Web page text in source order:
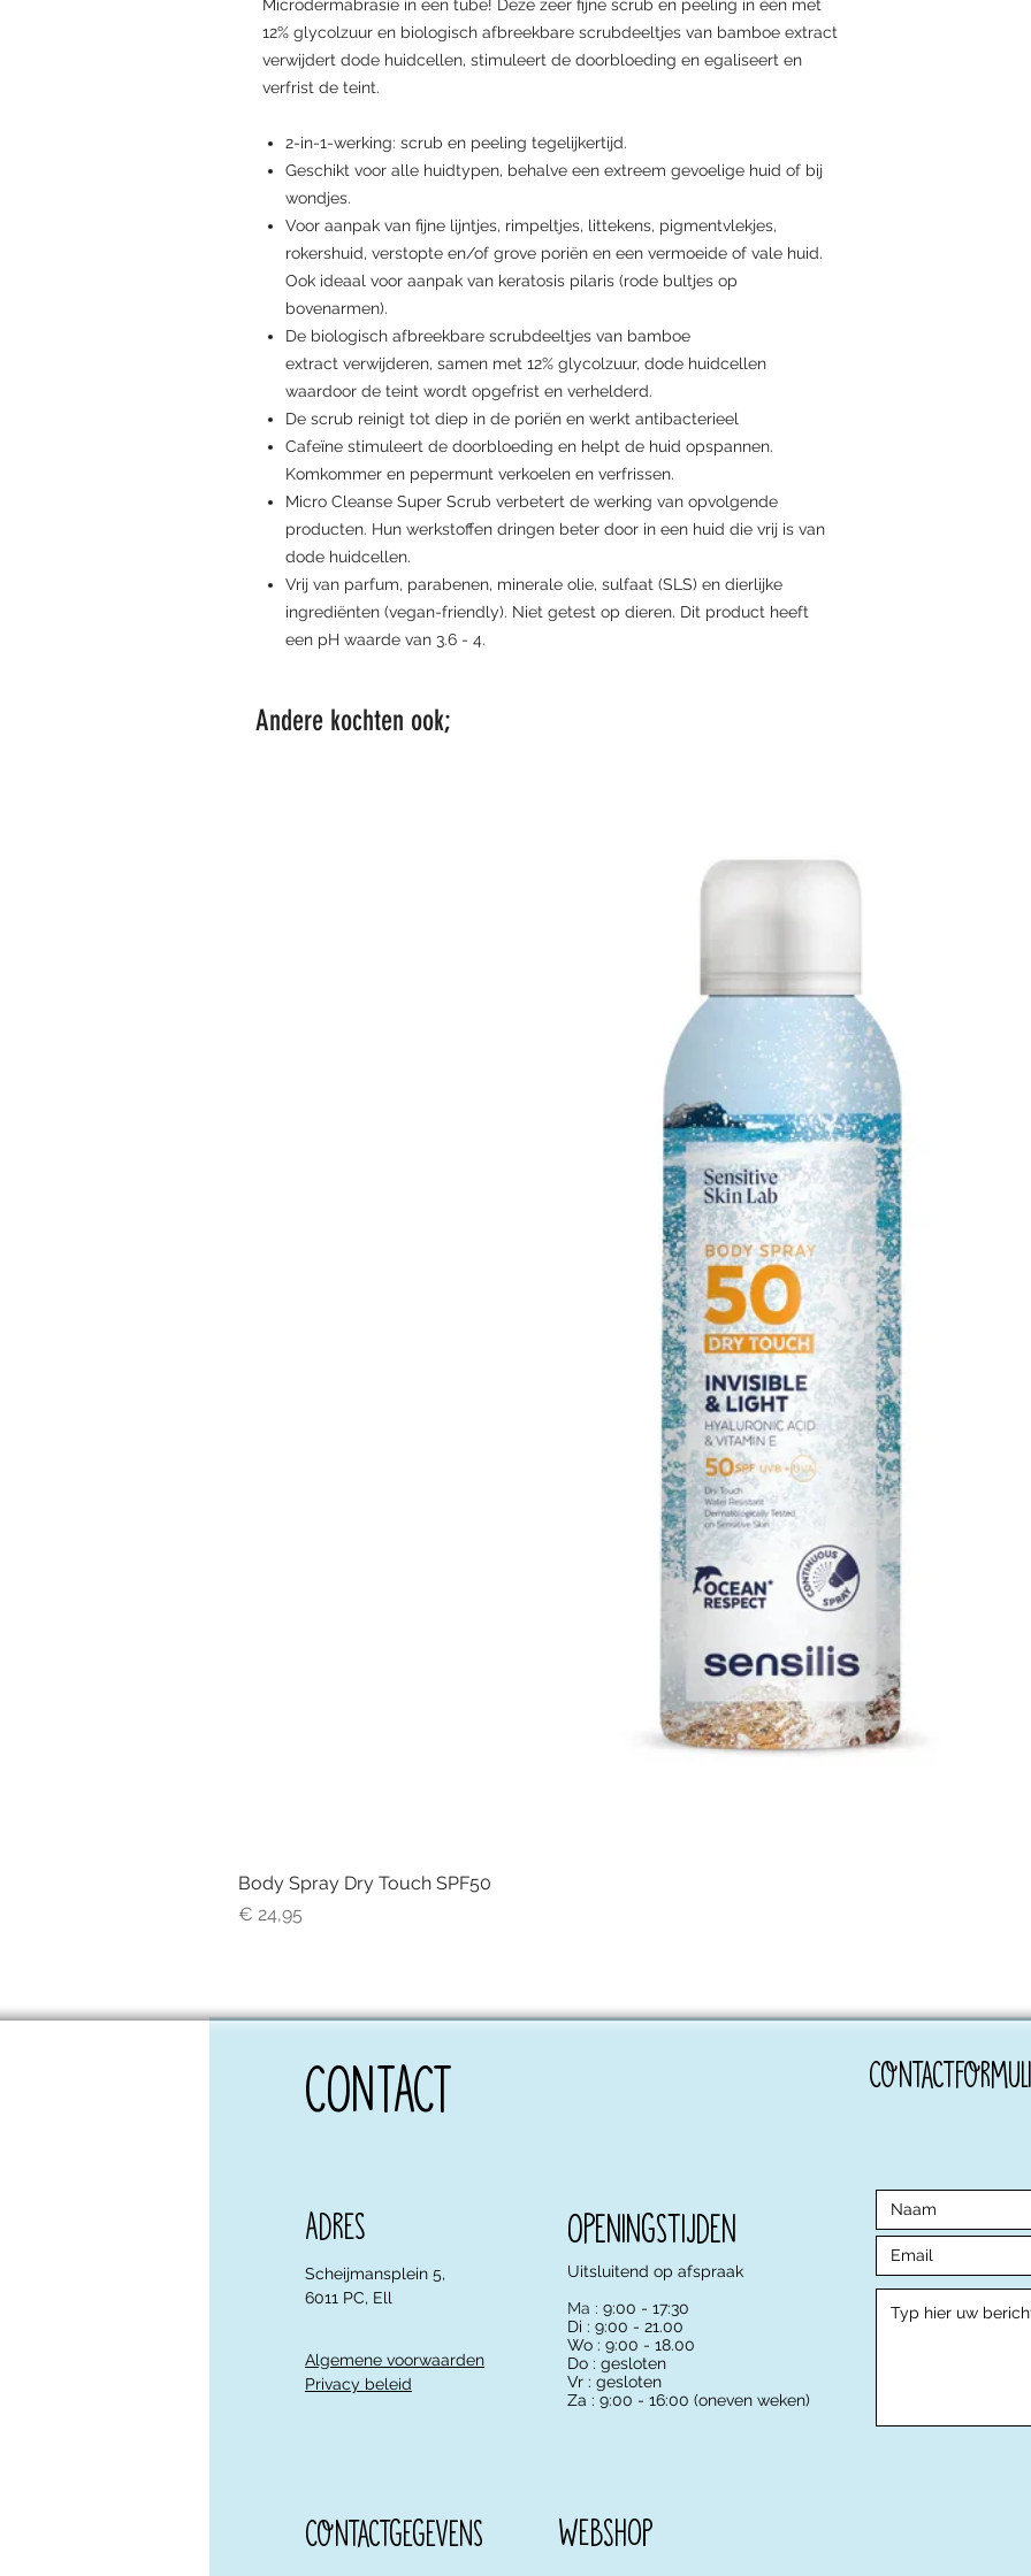
Microdermabrasie in een tube! Deze zeer fijne scrub en peeling in één met
12% glycolzuur en biologisch afbreekbare scrubdeeltjes van bamboe extract
verwijdert dode huidcellen, stimuleert de doorbloeding en egaliseert en
verfrist de teint.
2-in-1-werking: scrub en peeling tegelijkertijd.
Geschikt voor alle huidtypen, behalve een extreem gevoelige huid of bij
wondjes.
Voor aanpak van fijne lijntjes, rimpeltjes, littekens, pigmentvlekjes,
rokershuid, verstopte en/of grove poriën en een vermoeide of vale huid.
Ook ideaal voor aanpak van keratosis pilaris (rode bultjes op
bovenarmen).
De biologisch afbreekbare scrubdeeltjes van bamboe
extract verwijderen, samen met 12% glycolzuur, dode huidcellen
waardoor de teint wordt opgefrist en verhelderd.
De scrub reinigt tot diep in de poriën en werkt antibacterieel
Cafeïne stimuleert de doorbloeding en helpt de huid opspannen.
Komkommer en pepermunt verkoelen en verfrissen.
Micro Cleanse Super Scrub verbetert de werking van opvolgende
producten. Hun werkstoffen dringen beter door in een huid die vrij is van
dode huidcellen.
Vrij van parfum, parabenen, minerale olie, sulfaat (SLS) en dierlijke
ingrediënten (vegan-friendly). Niet getest op dieren. Dit product heeft
een pH waarde van 3.6 - 4.
Andere kochten ook;
Body Spray Dry Touch SPF50
Prijs
€ 24,95
CONTACT
Adres
Scheijmansplein 5,
6011 PC, Ell
Algemene voorwaarden
Privacy beleid
Openingstijden
Uitsluitend op afspraak
Ma : 9:00 - 17:30
Di : 9:00 - 21.00
Wo : 9:00 - 18.00
Do : gesloten
Vr : gesloten
Za : 9:00 - 16:00 (oneven weken)
Contactgegevens WebSHOP